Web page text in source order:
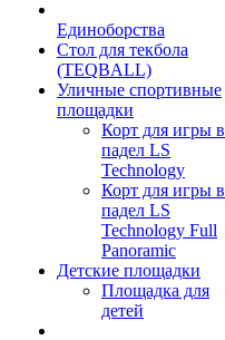
Единоборства
Стол для текбола
(TEQBALL)
Уличные спортивные
площадки
Корт для игры в
падел LS
Technology
Корт для игры в
падел LS
Technology Full
Panoramic
Детские площадки
Площадка для
детей